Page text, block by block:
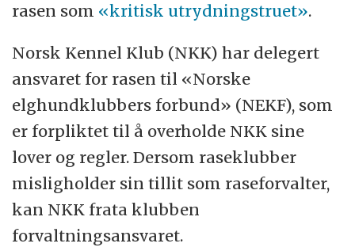
rasen som «kritisk utrydningstruet».
Norsk Kennel Klub (NKK) har delegert
ansvaret for rasen til «Norske
elghundklubbers forbund» (NEKF), som
er forpliktet til å overholde NKK sine
lover og regler. Dersom raseklubber
misligholder sin tillit som raseforvalter,
kan NKK frata klubben
forvaltningsansvaret.